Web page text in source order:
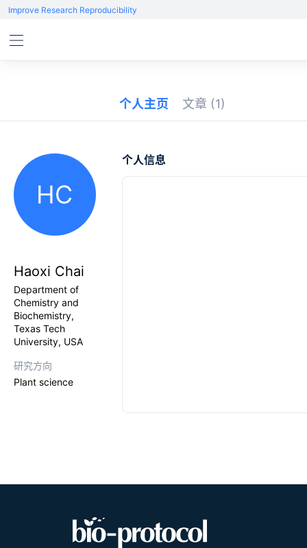
Improve Research Reproducibility
个人主页 文章 (1)
HC
Haoxi Chai
Department of
Chemistry and
Biochemistry,
Texas Tech
University, USA
研究方向
Plant science
个人信息